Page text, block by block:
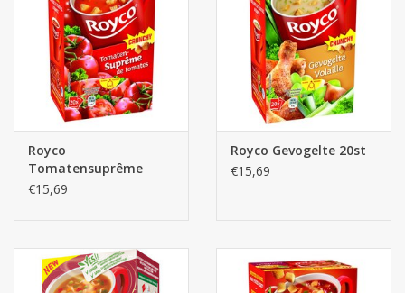
Verpakking
Kantoorbenodigdheden
Batterijen
Corona
Carnavalssnoep
Royco
Tomatensuprême
20st.
€15,69
Royco Gevogelte 20st
€15,69